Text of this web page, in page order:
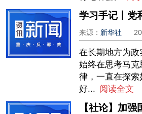
来源： 新华社
在长期地方为
始终在思考马
律，一直在探索
好... 阅读全文